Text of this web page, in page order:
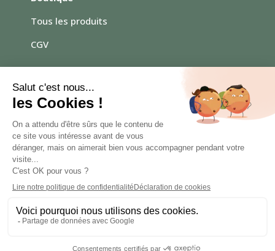
Tous les produits
CGV
N’hésitez pas à me contacter
© Atelier Gaïa – 2025 | Site internet créé par :